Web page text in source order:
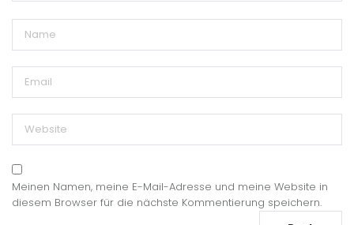
Meinen Namen, meine E-Mail-Adresse und meine Website in
diesem Browser für die nächste Kommentierung speichern.